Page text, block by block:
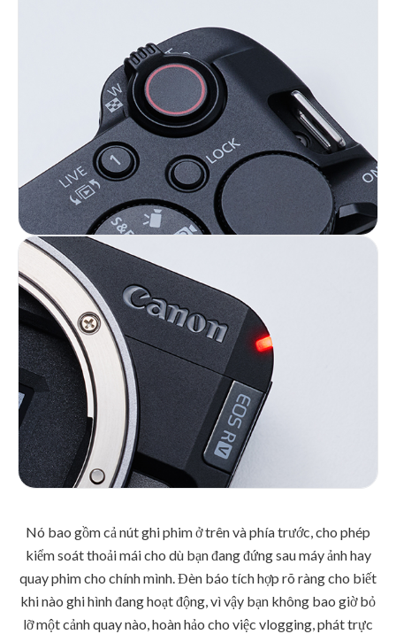
Nó bao gồm cả nút ghi phim ở trên và phía trước, cho phép
kiểm soát thoải mái cho dù bạn đang đứng sau máy ảnh hay
quay phim cho chính mình. Đèn báo tích hợp rõ ràng cho biết
khi nào ghi hình đang hoạt động, vì vậy bạn không bao giờ bỏ
lỡ một cảnh quay nào, hoàn hảo cho việc vlogging, phát trực